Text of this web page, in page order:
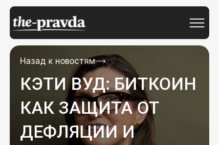
Назад к новостям
КЭТИ ВУД: БИТКОИН
КАК ЗАЩИТА ОТ
ДЕФЛЯЦИИ И